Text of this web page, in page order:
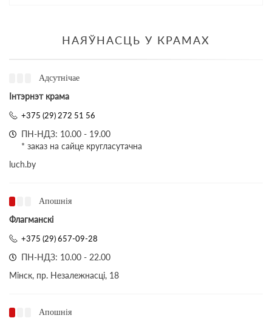
НАЯЎНАСЦЬ У КРАМАХ
Адсутнічае
Інтэрнэт крама
+375 (29) 272 51 56
ПН-НДЗ: 10.00 - 19.00
* заказ на сайце кругласутачна
luch.by
Апошнія
Флагманскі
+375 (29) 657-09-28
ПН-НДЗ: 10.00 - 22.00
Мінск, пр. Незалежнасці, 18
Апошнія